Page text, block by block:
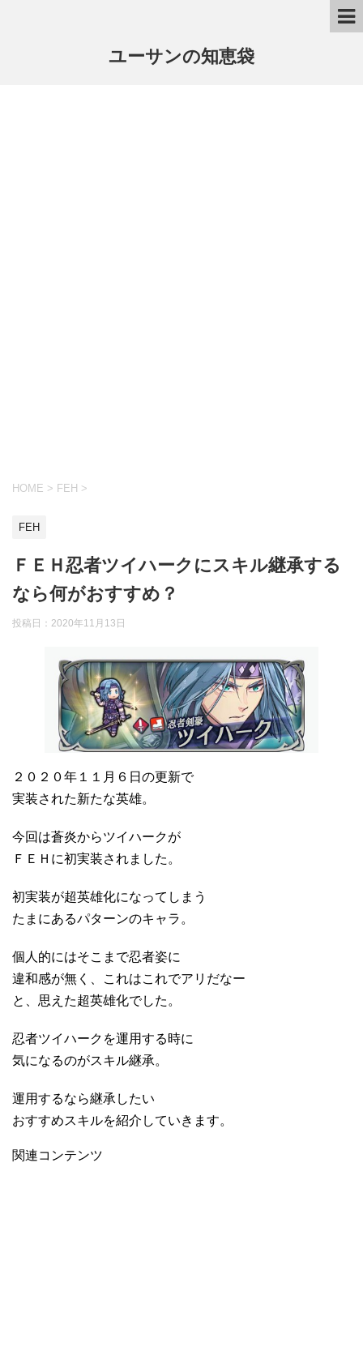
ユーサンの知恵袋
HOME > FEH >
FEH
ＦＥＨ忍者ツイハークにスキル継承する
なら何がおすすめ？
投稿日： 2020年11月13日
２０２０年１１月６日の更新で
実装された新たな英雄。
今回は蒼炎からツイハークが
ＦＥＨに初実装されました。
初実装が超英雄化になってしまう
たまにあるパターンのキャラ。
個人的にはそこまで忍者姿に
違和感が無く、これはこれでアリだなー
と、思えた超英雄化でした。
忍者ツイハークを運用する時に
気になるのがスキル継承。
運用するなら継承したい
おすすめスキルを紹介していきます。
関連コンテンツ